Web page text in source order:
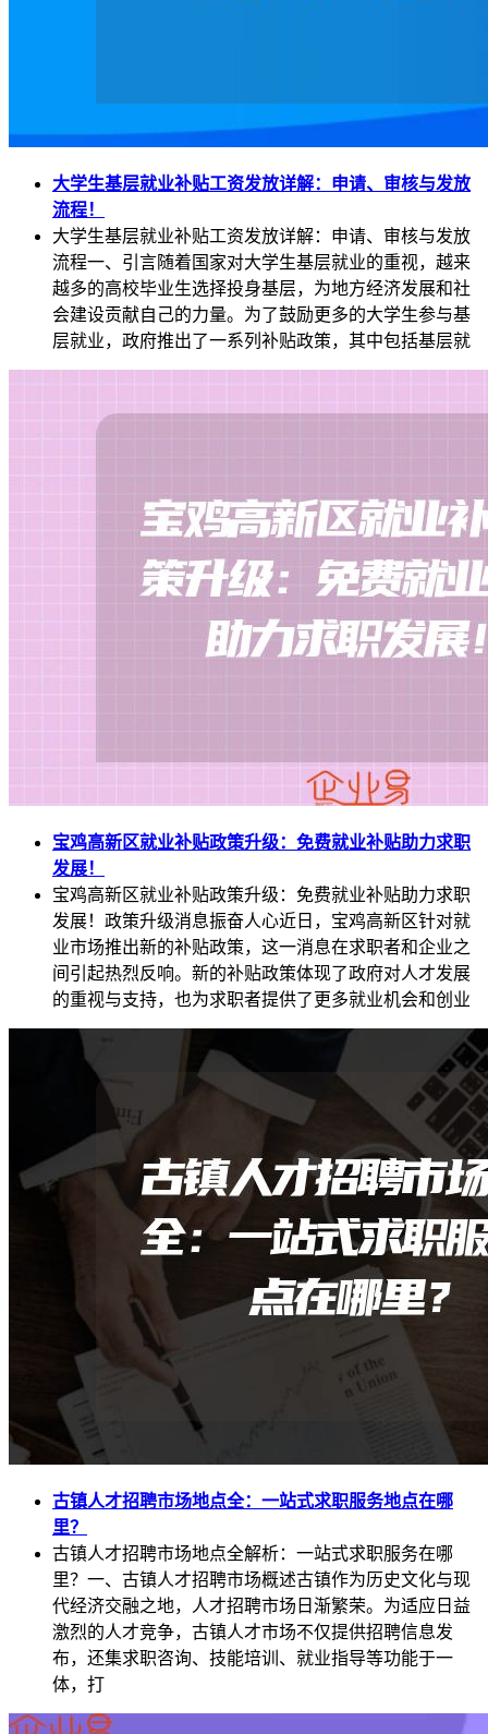
大学生基层就业补贴工资发放详解：申请、审核与发放
流程！
大学生基层就业补贴工资发放详解：申请、审核与发放
流程一、引言随着国家对大学生基层就业的重视，越来
越多的高校毕业生选择投身基层，为地方经济发展和社
会建设贡献自己的力量。为了鼓励更多的大学生参与基
层就业，政府推出了一系列补贴政策，其中包括基层就
宝鸡高新区就业补贴政策升级：免费就业补贴助力求职
发展！
宝鸡高新区就业补贴政策升级：免费就业补贴助力求职
发展！政策升级消息振奋人心近日，宝鸡高新区针对就
业市场推出新的补贴政策，这一消息在求职者和企业之
间引起热烈反响。新的补贴政策体现了政府对人才发展
的重视与支持，也为求职者提供了更多就业机会和创业
古镇人才招聘市场地点全：一站式求职服务地点在哪
里？
古镇人才招聘市场地点全解析：一站式求职服务在哪
里？一、古镇人才招聘市场概述古镇作为历史文化与现
代经济交融之地，人才招聘市场日渐繁荣。为适应日益
激烈的人才竞争，古镇人才市场不仅提供招聘信息发
布，还集求职咨询、技能培训、就业指导等功能于一
体，打